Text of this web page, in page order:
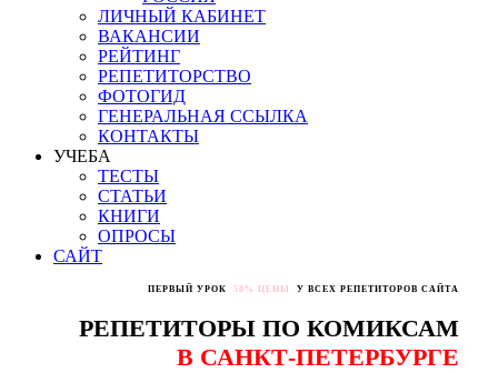
ЛИЧНЫЙ КАБИНЕТ
ВАКАНСИИ
РЕЙТИНГ
РЕПЕТИТОРСТВО
ФОТОГИД
ГЕНЕРАЛЬНАЯ ССЫЛКА
КОНТАКТЫ
УЧЕБА
ТЕСТЫ
СТАТЬИ
КНИГИ
ОПРОСЫ
САЙТ
ПЕРВЫЙ УРОК 50% ЦЕНЫ У ВСЕХ РЕПЕТИТОРОВ САЙТА
РЕПЕТИТОРЫ ПО КОМИКСАМ
В САНКТ-ПЕТЕРБУРГЕ